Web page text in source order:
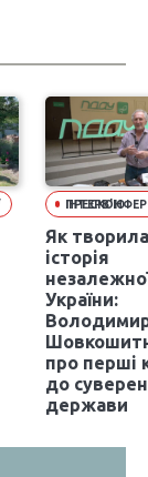
ПРЕСКОНФЕРЕНЦІЇ/ІНТЕРВ'Ю
Як
історія
України:
про перші
до
держави